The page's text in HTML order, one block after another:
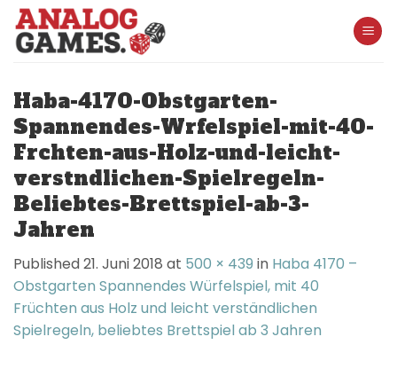
Skip
content
Haba-4170-Obstgarten-
Spannendes-Wrfelspiel-mit-40-
Frchten-aus-Holz-und-leicht-
verstndlichen-Spielregeln-
Beliebtes-Brettspiel-ab-3-
Jahren
Published21. Juni 2018 at 500 × 439 in Haba 4170 –
Obstgarten Spannendes Würfelspiel, mit 40
Früchten aus Holz und leicht verständlichen
Spielregeln, beliebtes Brettspiel ab 3 Jahren